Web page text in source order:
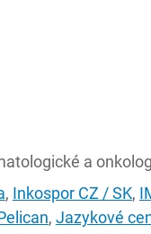
a
, Inkospor CZ / SK,
, Jazykové